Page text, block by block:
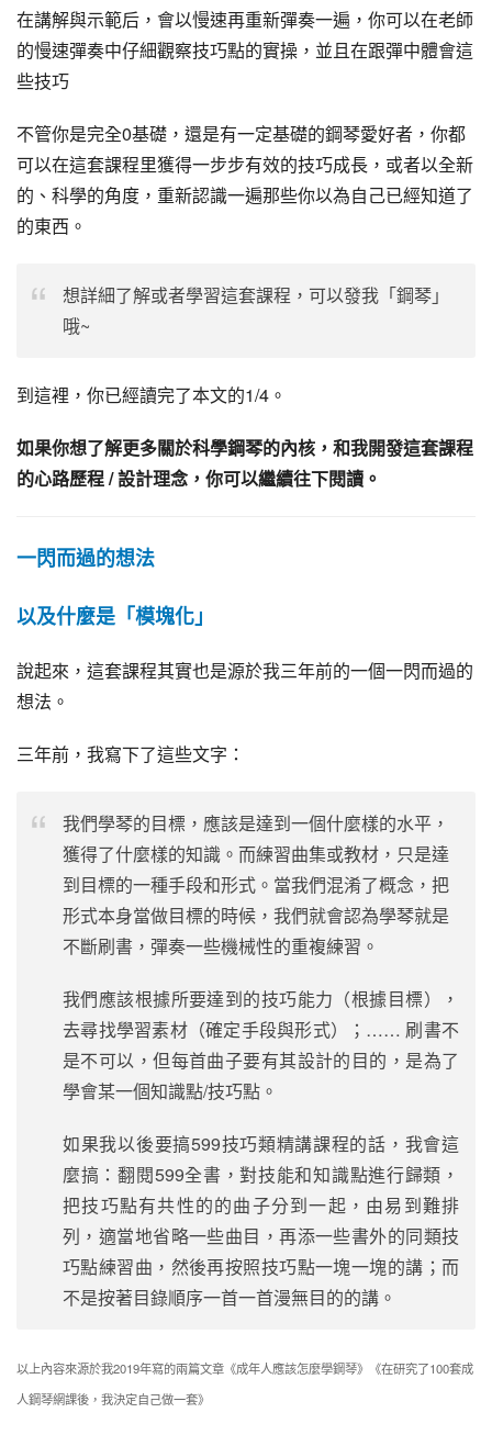
在講解與示範后，會以慢速再重新彈奏一遍，你可以在老師
的慢速彈奏中仔細觀察技巧點的實操，並且在跟彈中體會這
些技巧
不管你是完全0基礎，還是有一定基礎的鋼琴愛好者，你都
可以在這套課程里獲得一步步有效的技巧成長，或者以全新
的、科學的角度，重新認識一遍那些你以為自己已經知道了
的東西。
想詳細了解或者學習這套課程，可以發我「鋼琴」
哦~
到這裡，你已經讀完了本文的1/4。
如果你想了解更多關於科學鋼琴的內核，和我開發這套課程
的心路歷程 / 設計理念，你可以繼續往下閱讀。
一閃而過的想法
以及什麼是「模塊化」
說起來，這套課程其實也是源於我三年前的一個一閃而過的
想法。
三年前，我寫下了這些文字：
我們學琴的目標，應該是達到一個什麼樣的水平，
獲得了什麼樣的知識。而練習曲集或教材，只是達
到目標的一種手段和形式。當我們混淆了概念，把
形式本身當做目標的時候，我們就會認為學琴就是
不斷刷書，彈奏一些機械性的重複練習。
我們應該根據所要達到的技巧能力（根據目標），
去尋找學習素材（確定手段與形式）；…… 刷書不
是不可以，但每首曲子要有其設計的目的，是為了
學會某一個知識點/技巧點。
如果我以後要搞599技巧類精講課程的話，我會這
麼搞：翻閱599全書，對技能和知識點進行歸類，
把技巧點有共性的的曲子分到一起，由易到難排
列，適當地省略一些曲目，再添一些書外的同類技
巧點練習曲，然後再按照技巧點一塊一塊的講；而
不是按著目錄順序一首一首漫無目的的講。
以上內容來源於我2019年寫的兩篇文章《成年人應該怎麼學鋼琴》《在研究了100套成
人鋼琴網課後，我決定自己做一套》